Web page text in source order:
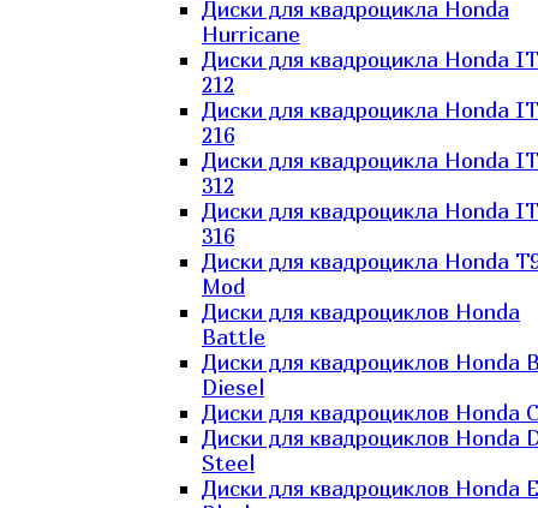
Диски для квадроцикла Honda
Hurricane
Диски для квадроцикла Honda
212
Диски для квадроцикла Honda
216
Диски для квадроцикла Honda
312
Диски для квадроцикла Honda
316
Диски для квадроцикла Honda
Mod
Диски для квадроциклов Honda
Battle
Диски для квадроциклов Honda
Diesel
Диски для квадроциклов Honda
Диски для квадроциклов Honda
Steel
Диски для квадроциклов Honda